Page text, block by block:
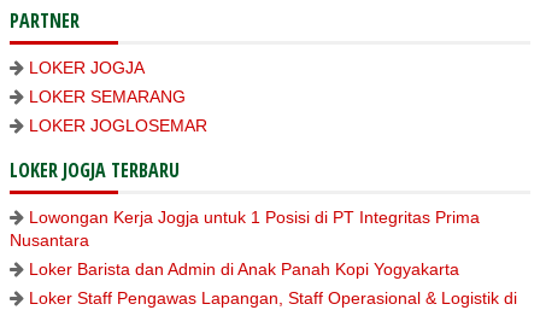
PARTNER
LOKER JOGJA
LOKER SEMARANG
LOKER JOGLOSEMAR
LOKER JOGJA TERBARU
Lowongan Kerja Jogja untuk 1 Posisi di PT Integritas Prima
Nusantara
Loker Barista dan Admin di Anak Panah Kopi Yogyakarta
Loker Staff Pengawas Lapangan, Staff Operasional & Logistik di